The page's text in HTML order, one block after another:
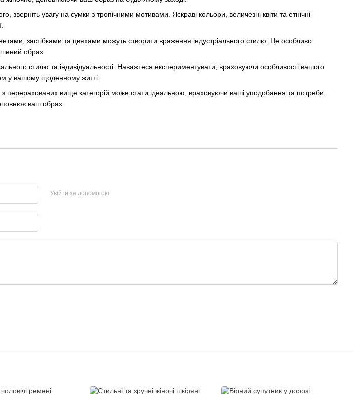
зверніть увагу на сумки з тропічними мотивами. Яскраві кольори, величезні квіти та етнічні
застібками та цвяхами можуть створити враження індустріального стилю. Це особливо
образ.
стилю та індивідуальності. Наважтеся експериментувати, враховуючи особливості вашого
у вашому щоденному житті.
з перерахованих вище категорій може стати ідеальною, враховуючи ваші уподобання та потреби.
ваш образ.
Увійти за допомогою